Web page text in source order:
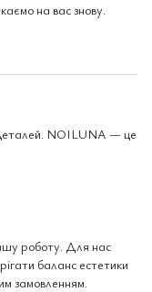
на вас знову.
деталей. NOILUNA — це
роботу. Для нас
баланс естетики
замовленням.